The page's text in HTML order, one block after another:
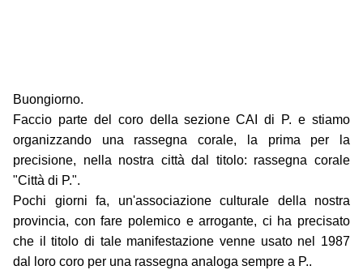
Buongiorno.
Faccio parte del coro della sezione CAI di P. e stiamo
organizzando una rassegna corale, la prima per la
precisione, nella nostra città dal titolo: rassegna corale
"Città di P.".
Pochi giorni fa, un'associazione culturale della nostra
provincia, con fare polemico e arrogante, ci ha precisato
che il titolo di tale manifestazione venne usato nel 1987
dal loro coro per una rassegna analoga sempre a P..